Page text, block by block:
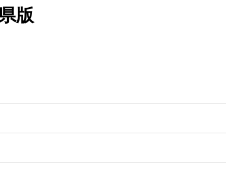
版